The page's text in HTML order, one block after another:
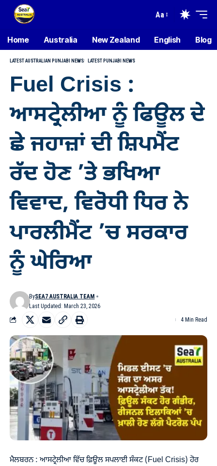
Aa
Home Australia New Zealand English Blog
LATEST AUSTRALIAN PUNJABI NEWS LATEST PUNJABI NEWS
Fuel Crisis :
ਆਸਟ੍ਰੇਲੀਆ ਨੂੰ ਫਿਊਲ ਦੇ
ਛੇ ਜਹਾਜ਼ਾਂ ਦੀ ਸ਼ਿਪਮੈਂਟ
ਰੱਦ ਹੋਣ ’ਤੇ ਭਖਿਆ
ਵਿਵਾਦ, ਵਿਰੋਧੀ ਧਿਰ ਨੇ
ਪਾਰਲੀਮੈਂਟ ’ਚ ਸਰਕਾਰ
ਨੂੰ ਘੇਰਿਆ
Last Updated: March 23, 2026
BySEA7 AUSTRALIA TEAM
4 Min Read
ਮੈਲਬਰਨ : ਆਸਟ੍ਰੇਲੀਆ ਵਿੱਚ ਫ਼ਿਊਲ ਸਪਲਾਈ ਸੰਕਟ (Fuel Crisis) ਹੋਰ